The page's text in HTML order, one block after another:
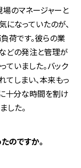
のマネージャーと
になっていたのが、
荷です。彼らの業
どの発注と管理が
ていました。バック
しまい、本来もっ
十分な時間を割け
した。
のですか。